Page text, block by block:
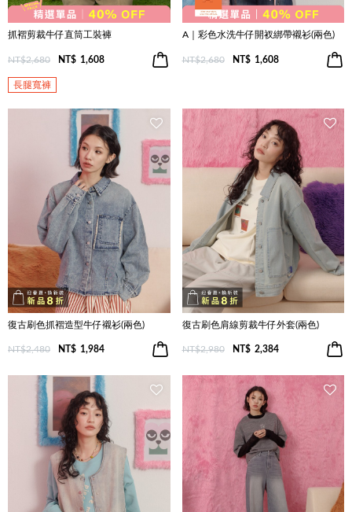
抓褶剪裁牛仔直筒工裝褲
NT$2,680 NT$ 1,608
長腿寬褲
A｜彩色水洗牛仔開衩綁帶襯衫(兩色)
NT$2,680 NT$ 1,608
復古刷色抓褶造型牛仔襯衫(兩色)
NT$2,480 NT$ 1,984
復古刷色肩線剪裁牛仔外套(兩色)
NT$2,980 NT$ 2,384